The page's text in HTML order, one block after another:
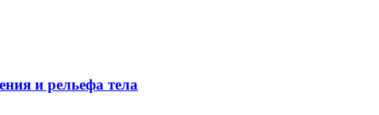
и рельефа тела